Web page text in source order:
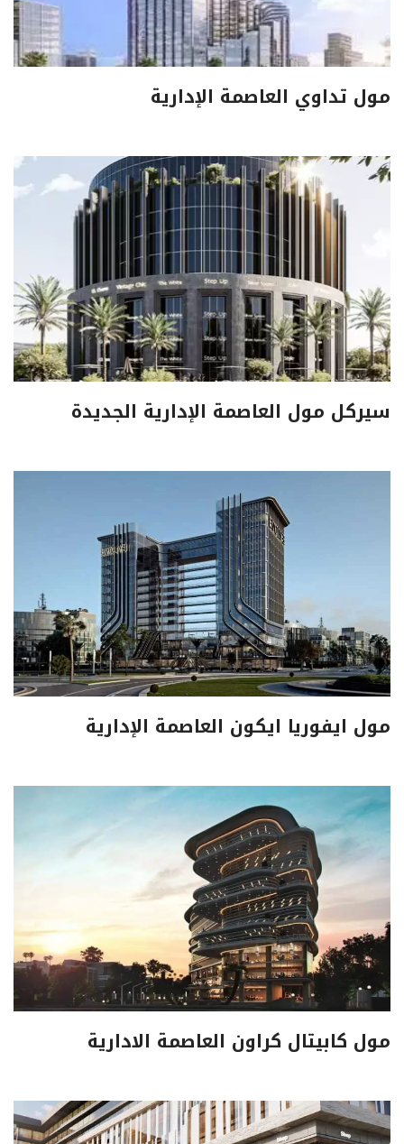
مول تداوي العاصمة الإدارية
سيركل مول العاصمة الإدارية الجديدة
مول ايفوريا ايكون العاصمة الإدارية
مول كابيتال كراون العاصمة الادارية